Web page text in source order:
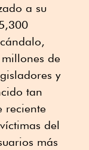
a su
de
y
tan
reciente
del
más